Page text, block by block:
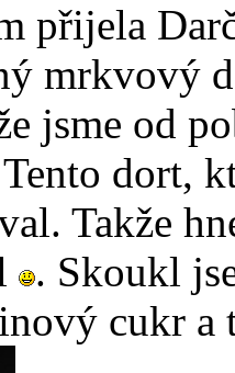
přijela
mrkvový
jsme od
dort,
Takže
. Skoukl
cukr a